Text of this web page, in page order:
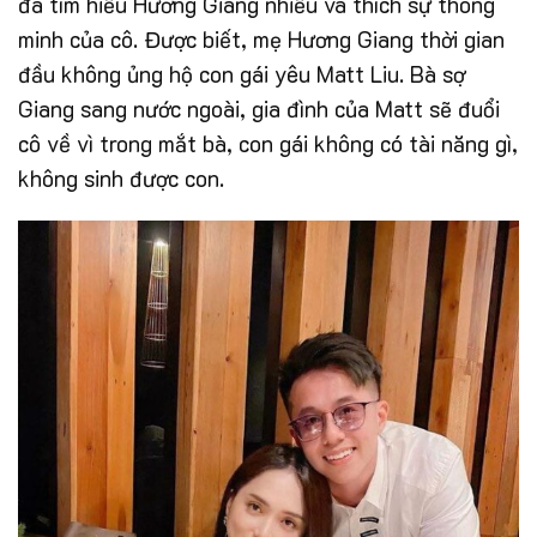
minh của cô. Được biết, mẹ Hương Giang thời gian
đầu không ủng hộ con gái yêu Matt Liu. Bà sợ
Giang sang nước ngoài, gia đình của Matt sẽ đuổi
cô về vì trong mắt bà, con gái không có tài năng gì,
không sinh được con.